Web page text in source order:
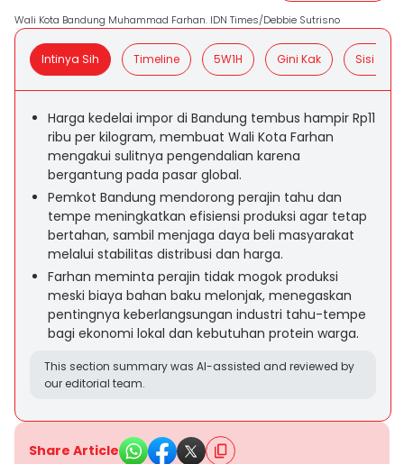
Wali Kota Bandung Muhammad Farhan. IDN Times/Debbie Sutrisno
Intinya Sih Timeline 5W1H Gini Kak Sisi
Harga kedelai impor di Bandung tembus hampir Rp11
ribu per kilogram, membuat Wali Kota Farhan
mengakui sulitnya pengendalian karena
bergantung pada pasar global.
Pemkot Bandung mendorong perajin tahu dan
tempe meningkatkan efisiensi produksi agar tetap
bertahan, sambil menjaga daya beli masyarakat
melalui stabilitas distribusi dan harga.
Farhan meminta perajin tidak mogok produksi
meski biaya bahan baku melonjak, menegaskan
pentingnya keberlangsungan industri tahu-tempe
bagi ekonomi lokal dan kebutuhan protein warga.
This section summary was AI-assisted and reviewed by
our editorial team.
Share Article